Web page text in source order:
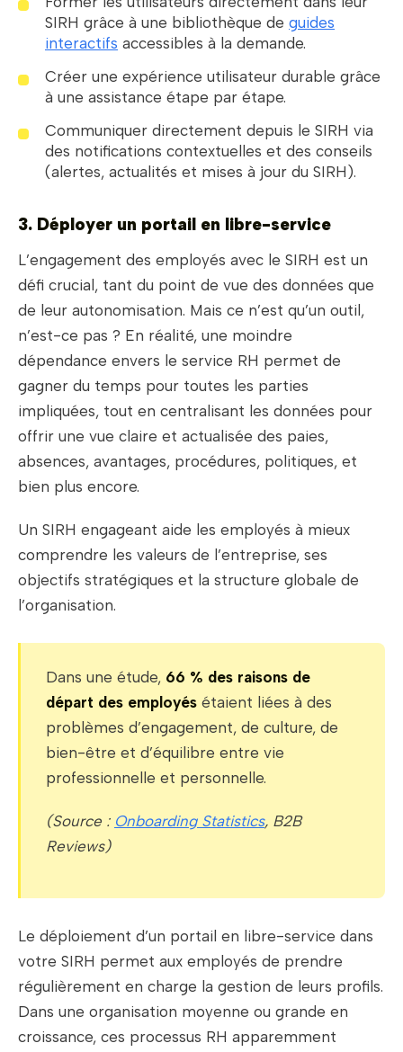
SIRH grâce à une bibliothèque de guides
interactifs accessibles à la demande.
Créer une expérience utilisateur durable grâce
à une assistance étape par étape.
Communiquer directement depuis le SIRH via
des notifications contextuelles et des conseils
(alertes, actualités et mises à jour du SIRH).
3. Déployer un portail en libre-service
L’engagement des employés avec le SIRH est un
défi crucial, tant du point de vue des données que
de leur autonomisation. Mais ce n’est qu’un outil,
n’est-ce pas ? En réalité, une moindre
dépendance envers le service RH permet de
gagner du temps pour toutes les parties
impliquées, tout en centralisant les données pour
offrir une vue claire et actualisée des paies,
absences, avantages, procédures, politiques, et
bien plus encore.
Un SIRH engageant aide les employés à mieux
comprendre les valeurs de l’entreprise, ses
objectifs stratégiques et la structure globale de
l’organisation.
Dans une étude, 66 % des raisons de
départ des employés étaient liées à des
problèmes d’engagement, de culture, de
bien-être et d’équilibre entre vie
professionnelle et personnelle.
(Source : Onboarding Statistics, B2B
Reviews)
Le déploiement d’un portail en libre-service dans
votre SIRH permet aux employés de prendre
régulièrement en charge la gestion de leurs profils.
Dans une organisation moyenne ou grande en
croissance, ces processus RH apparemment